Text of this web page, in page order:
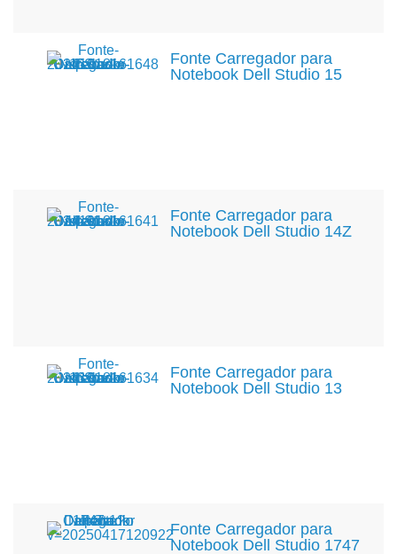
Fonte Carregador para
Notebook Dell Studio 15
Fonte Carregador para
Notebook Dell Studio 14Z
Fonte Carregador para
Notebook Dell Studio 13
Fonte Carregador para
Notebook Dell Studio 1747